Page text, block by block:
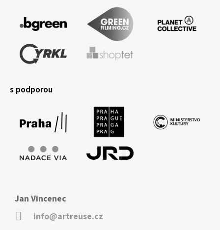
s podporou
Jan Vincenec
info@artreuse.cz